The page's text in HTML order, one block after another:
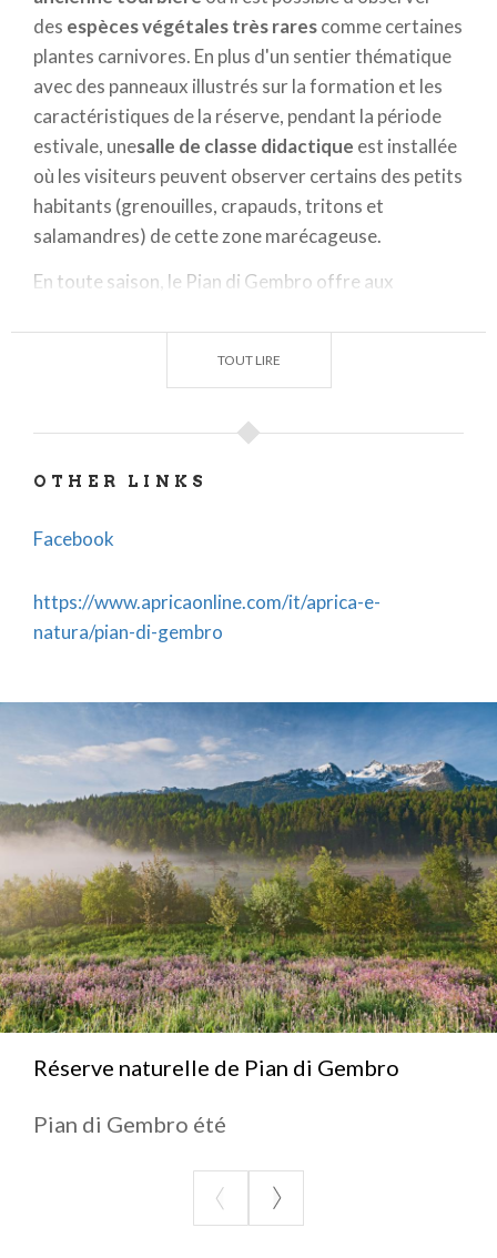
des espèces végétales très rarescomme certaines
plantes carnivores. En plus d'un sentier thématique
avec des panneaux illustrés sur la formation et les
caractéristiques de la réserve, pendant la période
estivale, unesalle de classe didactique est installée
où les visiteurs peuvent observer certains des petits
habitants (grenouilles, crapauds, tritons et
salamandres) de cette zone marécageuse.
En toute saison, le Pian di Gembro offre aux
raquettes et de ski de fond
offrent aux visiteurs des paysages enchanteurs,
surtout après une bonne chute de neige.
TOUT LIRE
OTHER LINKS
Facebook
https://www.apricaonline.com/it/aprica-e-
natura/pian-di-gembro
Réserve naturelle de Pian di Gembro
Pian di Gembro été